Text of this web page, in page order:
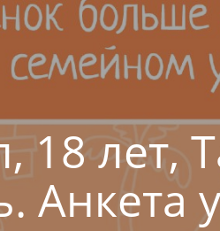
18 лет,
Анкета